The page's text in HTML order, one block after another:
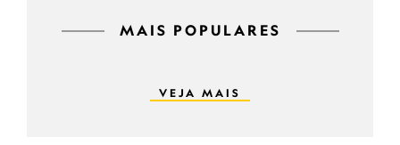
MAIS POPULARES
VEJA MAIS